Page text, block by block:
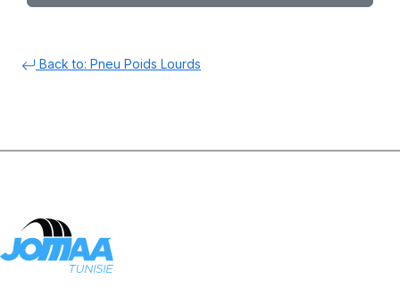
Back to: Pneu Poids Lourds